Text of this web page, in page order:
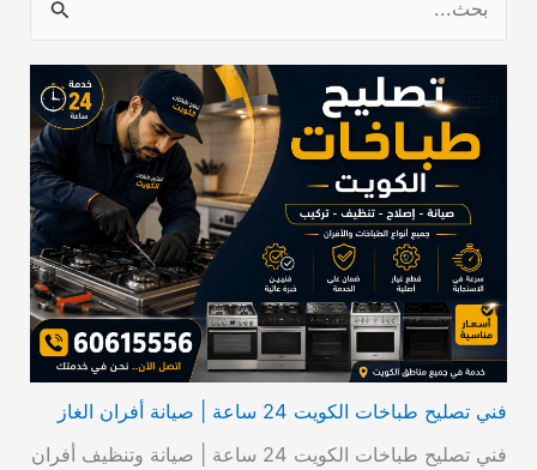
فني تصليح طباخات الكويت 24 ساعة | صيانة أفران الغاز
فني تصليح طباخات الكويت 24 ساعة | صيانة وتنظيف أفران